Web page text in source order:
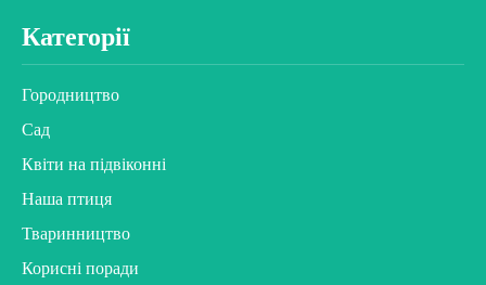
Категорії
Городництво
Сад
Квіти на підвіконні
Наша птиця
Тваринництво
Корисні поради